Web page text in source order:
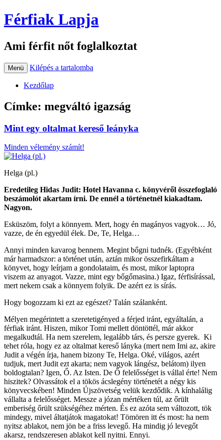
Férfiak Lapja
Ami férfit nőt foglalkoztat
Menü Kilépés a tartalomba
Kezdőlap
Címke: megváltó igazság
Mint egy oltalmat kereső leányka
Minden vélemény számít!
Helga (pl.)
Eredetileg Hidas Judit: Hotel Havanna c. könyvéről összefoglaló
beszámolót akartam írni. De ennél a történetnél kiakadtam.
Nagyon.
Esküszöm, folyt a könnyem. Mert, hogy én magányos vagyok… Jó,
vazze, de én egyedül élek. De, Te, Helga…
Annyi minden kavarog bennem. Megint bőgni tudnék. (Egyébként
már harmadszor: a történet után, aztán mikor összefirkáltam a
könyvet, hogy leírjam a gondolataim, és most, mikor laptopra
viszem az anyagot. Vazze, mint egy bőgőmasina.) Igaz, férfisírással,
mert nekem csak a könnyem folyik. De azért ez is sírás.
Hogy bogozzam ki ezt az egészet? Talán szálanként.
Mélyen megérintett a szeretetigényed a férjed iránt, egyáltalán, a
férfiak iránt. Hiszen, mikor Tomi mellett döntöttél, már akkor
megalkudtál. Ha nem szerelem, legalább társ, és persze gyerek. Ki
tehet róla, hogy ez az oltalmat kereső lányka (mert nem Imi az, akire
Judit a végén írja, hanem bizony Te, Helga. Oké, világos, azért
tudjuk, mert Judit ezt akarta; nem vagyok lángész, belátom) ilyen
boldogtalan? Igen, Ő. Az Isten. De Ő felelősséget is vállal érte! Nem
hiszitek? Olvassátok el a tökös ácslegény történetét a négy kis
könyvecskében! Minden Újszövetség velük kezdődik. A kínhalálig
vállalta a felelősséget. Messze a józan mértéken túl, az őrült
emberiség őrült szükségéhez mérten. És ez azóta sem változott, tök
mindegy, mivel áltatjátok magatokat! Tömören itt és most: ha nem
nyitsz ablakot, nem jön be a friss levegő. Ha mindig jó levegőt
akarsz, rendszeresen ablakot kell nyitni. Ennyi.